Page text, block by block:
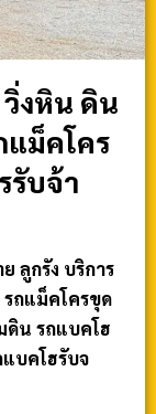
งหิน ดิน
แม็คโคร
รับจ้า
ลูกรัง บริการ
รถแม็คโครขุด
ดิน รถแบคโฮ
บคโฮรับจ